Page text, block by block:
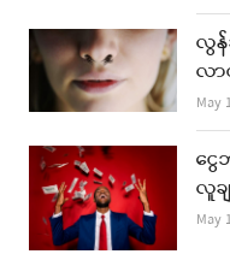
လွန်
လာ
May
ငွ
လူ
May